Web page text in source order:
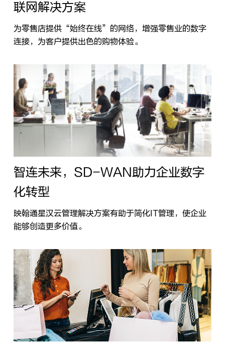
联网解决方案
为零售店提供“始终在线”的网络，增强零售业的数字
连接，为客户提供出色的购物体验。
智连未来，SD-WAN助力企业数字
化转型
映翰通星汉云管理解决方案有助于简化IT管理，使企业
能够创造更多价值。